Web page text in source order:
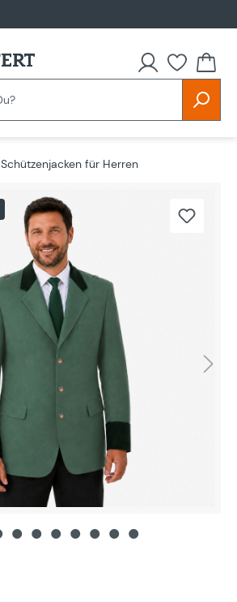
Schützenjacken für Herren